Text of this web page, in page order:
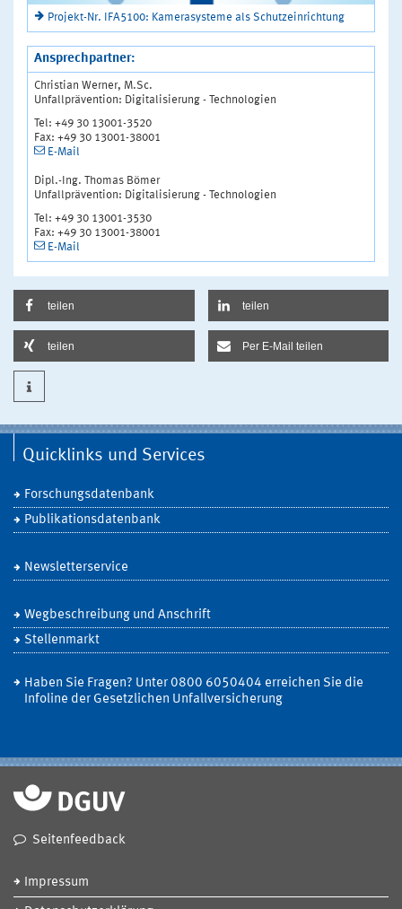
Projekt-Nr. IFA5100: Kamerasysteme als Schutzeinrichtung
Ansprechpartner:
Christian Werner, M.Sc.
Unfallprävention: Digitalisierung - Technologien
Tel: +49 30 13001-3520
Fax: +49 30 13001-38001
E-Mail
Dipl.-Ing. Thomas Bömer
Unfallprävention: Digitalisierung - Technologien
Tel: +49 30 13001-3530
Fax: +49 30 13001-38001
E-Mail
teilen teilen
teilen Per E-Mail teilen
Quicklinks und Services
Forschungsdatenbank
Publikationsdatenbank
Newsletterservice
Wegbeschreibung und Anschrift
Stellenmarkt
Haben Sie Fragen? Unter 0800 6050404 erreichen Sie die
Infoline der Gesetzlichen Unfallversicherung
Seitenfeedback
Impressum